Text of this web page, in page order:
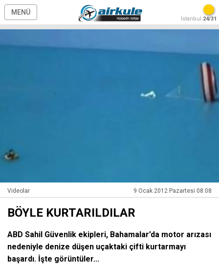
MENÜ
İstanbul 24/31
Videolar 9 Ocak 2012 Pazartesi 08:08
BÖYLE KURTARILDILAR
ABD Sahil Güvenlik ekipleri, Bahamalar’da motor arızası
nedeniyle denize düşen uçaktaki çifti kurtarmayı
başardı. İşte görüntüler...